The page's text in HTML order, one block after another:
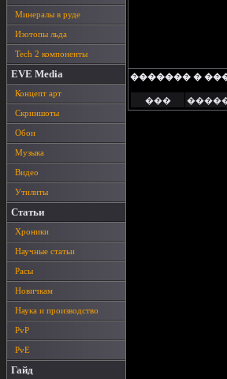
Минералы в руде
Изотопы льда
Tech 2 компоненты
EVE Media
Концепт арт
Скриншоты
Обои
Музыка
Видео
Утилиты
Статьи
Хроники
Научные статьи
Расы
Новичкам
Наука и производство
PvP
PvE
Гайд
������� �
���